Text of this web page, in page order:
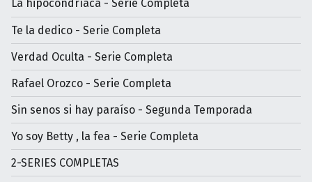
La hipocondríaca - Serie Completa
Te la dedico - Serie Completa
Verdad Oculta - Serie Completa
Rafael Orozco - Serie Completa
Sin senos si hay paraíso - Segunda Temporada
Yo soy Betty , la fea - Serie Completa
2-SERIES COMPLETAS